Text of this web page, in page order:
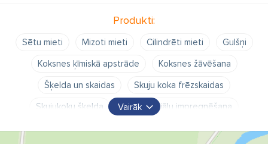
Produkti:
Sētu mieti Mizoti mieti Cilindrēti mieti
Gulšņi
Koksnes ķīmiskā apstrāde
Koksnes žāvēšana
Šķelda un skaidas
Skuju koka frēzskaidas
Skujukoku šķelda
Kokmateriālu impregnēšana
Vairāk